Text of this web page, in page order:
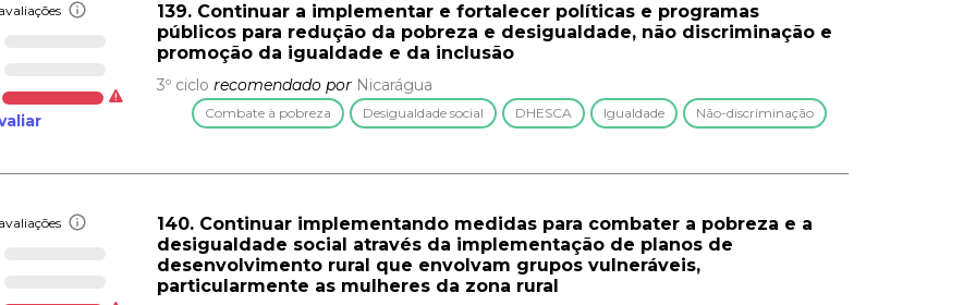
avaliações
139. Continuar a implementar e fortalecer políticas e programas
públicos para redução da pobreza e desigualdade, não discriminação e
promoção da igualdade e da inclusão
3º ciclo recomendado por Nicarágua
Combate à pobreza Desigualdade social DHESCA Igualdade Não-discriminação
avaliações
140. Continuar implementando medidas para combater a pobreza e a
desigualdade social através da implementação de planos de
desenvolvimento rural que envolvam grupos vulneráveis,
particularmente as mulheres da zona rural